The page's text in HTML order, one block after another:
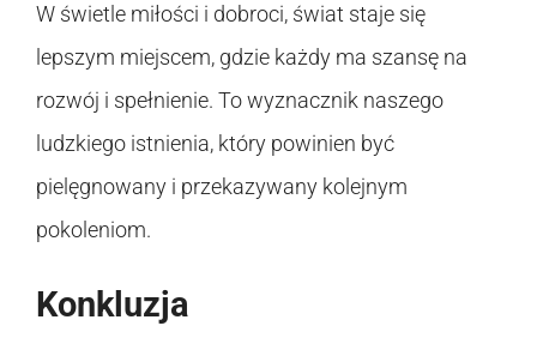
W świetle miłości i dobroci, świat staje się
lepszym miejscem, gdzie każdy ma szansę na
rozwój i spełnienie. To wyznacznik naszego
ludzkiego istnienia, który powinien być
pielęgnowany i przekazywany kolejnym
pokoleniom.
Konkluzja